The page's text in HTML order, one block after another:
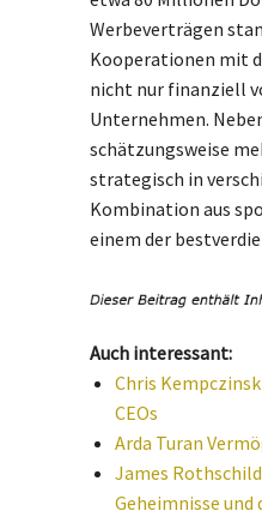
Werbeverträgen
Kooperationen mit
nicht nur finanziell
Unternehmen.
schätzungsweise
strategisch in
Kombination aus
einem der
Auch interessant:
Chris
CEOs
Arda Turan
James
Geheimnisse und